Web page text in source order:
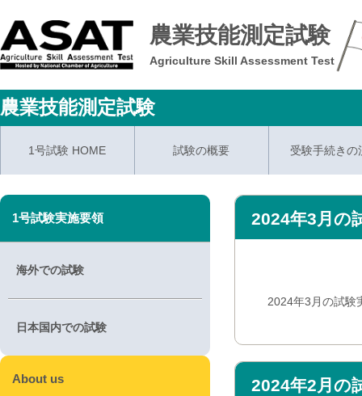
農業技能測定試験
Agriculture Skill Assessment Test
農業技能測定試験
1号試験 HOME 試験の概要 受験手続きの
2024年3月の
2024年3月の試験
2024年2月の
1号試験実施要領
海外での試験
日本国内での試験
About us